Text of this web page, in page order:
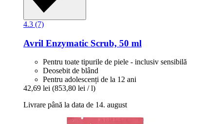
4.3 (7)
Avril Enzymatic Scrub, 50 ml
Pentru toate tipurile de piele - inclusiv sensibilă
Deosebit de blând
Pentru adolescenți de la 12 ani
42,69 lei (853,80 lei / l)
Livrare până la data de 14. august